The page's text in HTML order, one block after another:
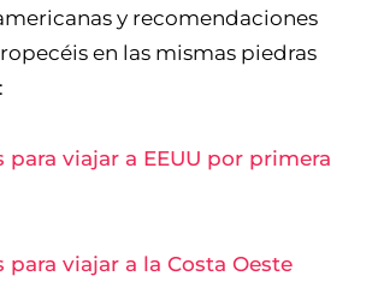
y recomendaciones
en las mismas piedras
para viajar a EEUU por primera
para viajar a la Costa Oeste